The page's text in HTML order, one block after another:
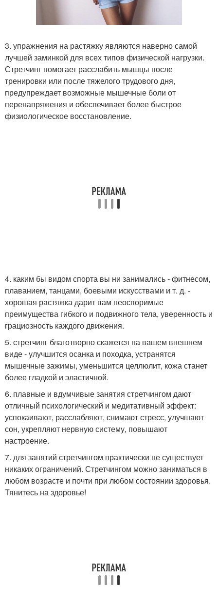
3. упражнения на растяжку являются наверно самой
лучшей заминкой для всех типов физической нагрузки.
Стретчинг помогает расслабить мышцы после
тренировки или после тяжелого трудового дня,
предупреждает возможные мышечные боли от
перенапряжения и обеспечивает более быстрое
физиологическое восстановление.
4. каким бы видом спорта вы ни занимались - фитнесом,
плаванием, танцами, боевыми искусствами и т. д. -
хорошая растяжка дарит вам неоспоримые
преимущества гибкого и подвижного тела, уверенность и
грациозность каждого движения.
5. стретчинг благотворно скажется на вашем внешнем
виде - улучшится осанка и походка, устранятся
мышечные зажимы, уменьшится целлюлит, кожа станет
более гладкой и эластичной.
6. плавные и вдумчивые занятия стретчингом дают
отличный психологический и медитативный эффект:
успокаивают, расслабляют, снимают стресс, улучшают
сон, укрепляют нервную систему, повышают
настроение.
7. для занятий стретчингом практически не существует
никаких ограничений. Стретчингом можно заниматься в
любом возрасте и почти при любом состоянии здоровья.
Тянитесь на здоровье!